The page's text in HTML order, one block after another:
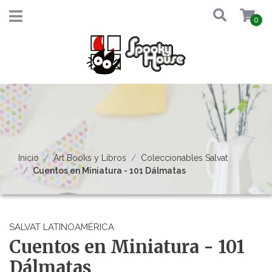
0
Inicio Art Books y Libros
Coleccionables Salvat
Cuentos en Miniatura - 101 Dálmatas
SALVAT LATINOAMÉRICA
Cuentos en Miniatura - 101